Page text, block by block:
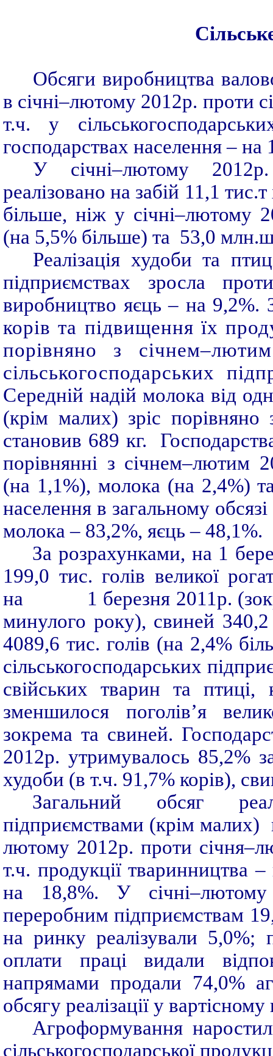
Обсяги виробництва
в січні–лютому 2012р. проти
т.ч. у
господарствах населення – на
У січні–лютому 2012р.
реалізовано на забій 11,1
більше, ніж у січні–лютому
(на 5,5% більше) та 53,0
Реалізація худоби та
підприємствах зросла
виробництво яєць – на 9,2%.
корів та підвищення їх
порівняно з
сільськогосподарських
Середній надій молока від
(крім малих) зріс
становив 689 кг.
порівнянні з січнем–лютим
(на 1,1%), молока (на 2,4%)
населення в загальному
молока – 83,2%, яєць – 48,1%.
За розрахунками, на 1
199,0 тис. голів великої
на 1 березня 2011р.
минулого року), свиней
4089,6 тис. голів (на 2,4%
сільськогосподарських
свійських тварин та
зменшилося поголів’я
зокрема та свиней.
2012р. утримувалось 85,2%
худоби (в т.ч. 91,7% корів),
Загальний обсяг
підприємствами (крім малих)
лютому 2012р. проти
т.ч. продукції тваринництва
на 18,8%. У
переробним підприємствам
на ринку реалізували
оплати праці видали
напрямами продали 74,0%
обсягу реалізації у вартісному
Агроформування
сільськогосподарської